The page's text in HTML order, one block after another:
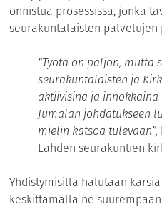
onnistua prosessissa, jonka
seurakuntalaisten palvelujen
“Työtä on paljon, mutta
seurakuntalaisten ja
aktiivisina ja
Jumalan johdatukseen
mielin katsoa tulevaan”,
Lahden seurakuntien
Yhdistymisillä halutaan
keskittämällä ne